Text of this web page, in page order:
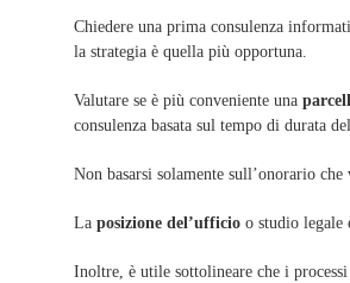
Chiedere una prima consulenza
la strategia è quella più opportuna.
Valutare se è più conveniente una
consulenza basata sul tempo di durata
Non basarsi solamente sull’onorario
La posizione del’ufficio o studio legale
Inoltre, è utile sottolineare che i